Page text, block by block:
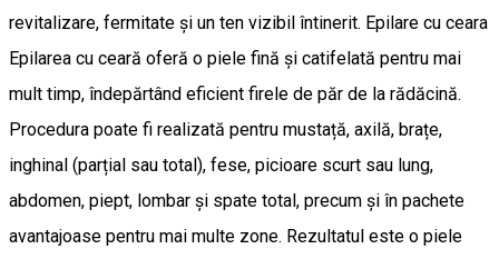
revitalizare, fermitate și un ten vizibil întinerit. Epilare cu ceara
Epilarea cu ceară oferă o piele fină și catifelată pentru mai
mult timp, îndepărtând eficient firele de păr de la rădăcină.
Procedura poate fi realizată pentru mustață, axilă, brațe,
inghinal (parțial sau total), fese, picioare scurt sau lung,
abdomen, piept, lombar și spate total, precum și în pachete
avantajoase pentru mai multe zone. Rezultatul este o piele